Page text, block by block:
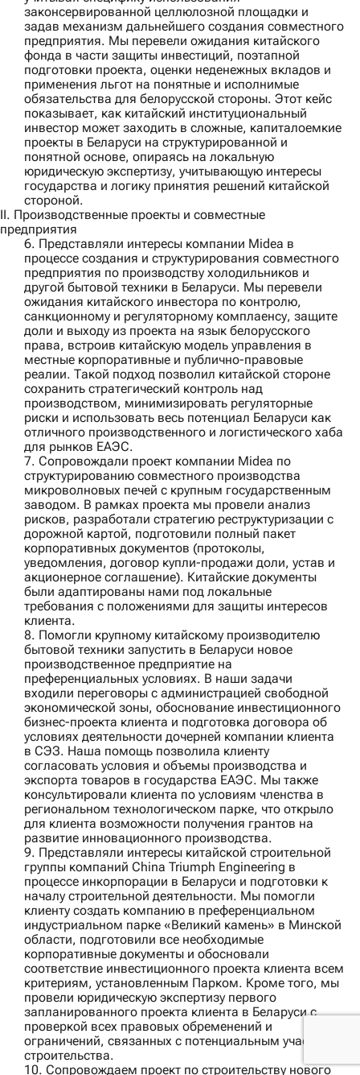
законсервированной целлюлозной площадки и
задав механизм дальнейшего создания совместного
предприятия. Мы перевели ожидания китайского
фонда в части защиты инвестиций, поэтапной
подготовки проекта, оценки неденежных вкладов и
применения льгот на понятные и исполнимые
обязательства для белорусской стороны. Этот кейс
показывает, как китайский институциональный
инвестор может заходить в сложные, капиталоемкие
проекты в Беларуси на структурированной и
понятной основе, опираясь на локальную
юридическую экспертизу, учитывающую интересы
государства и логику принятия решений китайской
стороной.
II. Производственные проекты и совместные
предприятия
6. Представляли интересы компании Midea в
процессе создания и структурирования совместного
предприятия по производству холодильников и
другой бытовой техники в Беларуси. Мы перевели
ожидания китайского инвестора по контролю,
санкционному и регуляторному комплаенсу, защите
доли и выходу из проекта на язык белорусского
права, встроив китайскую модель управления в
местные корпоративные и публично-правовые
реалии. Такой подход позволил китайской стороне
сохранить стратегический контроль над
производством, минимизировать регуляторные
риски и использовать весь потенциал Беларуси как
отличного производственного и логистического хаба
для рынков ЕАЭС.
7. Сопровождали проект компании Midea по
структурированию совместного производства
микроволновых печей с крупным государственным
заводом. В рамках проекта мы провели анализ
рисков, разработали стратегию реструктуризации с
дорожной картой, подготовили полный пакет
корпоративных документов (протоколы,
уведомления, договор купли-продажи доли, устав и
акционерное соглашение). Китайские документы
были адаптированы нами под локальные
требования с положениями для защиты интересов
клиента.
8. Помогли крупному китайскому производителю
бытовой техники запустить в Беларуси новое
производственное предприятие на
преференциальных условиях. В наши задачи
входили переговоры с администрацией свободной
экономической зоны, обоснование инвестиционного
бизнес-проекта клиента и подготовка договора об
условиях деятельности дочерней компании клиента
в СЭЗ. Наша помощь позволила клиенту
согласовать условия и объемы производства и
экспорта товаров в государства ЕАЭС. Мы также
консультировали клиента по условиям членства в
региональном технологическом парке, что открыло
для клиента возможности получения грантов на
развитие инновационного производства.
9. Представляли интересы китайской строительной
группы компаний China Triumph Engineering в
процессе инкорпорации в Беларуси и подготовки к
началу строительной деятельности. Мы помогли
клиенту создать компанию в преференциальном
индустриальном парке «Великий камень» в Минской
области, подготовили все необходимые
корпоративные документы и обосновали
соответствие инвестиционного проекта клиента всем
критериям, установленным Парком. Кроме того, мы
провели юридическую экспертизу первого
запланированного проекта клиента в Беларуси с
проверкой всех правовых обременений и
ограничений, связанных с потенциальным участком
строительства.
10. Сопровождаем проект по строительству нового